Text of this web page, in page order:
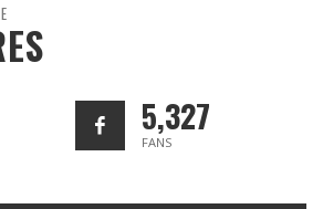
5,327
FANS